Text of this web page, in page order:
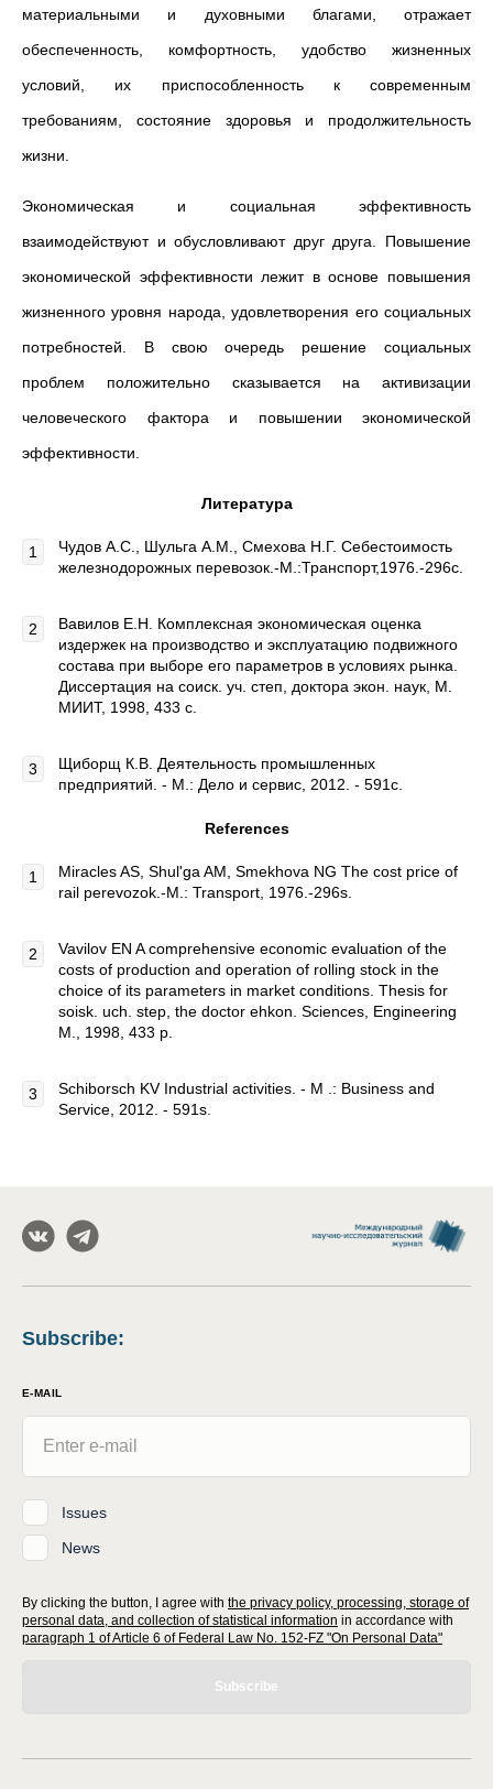
материальными и духовными благами, отражает
обеспеченность, комфортность, удобство жизненных
условий, их приспособленность к современным
требованиям, состояние здоровья и продолжительность
жизни.
Экономическая и социальная эффективность
взаимодействуют и обусловливают друг друга. Повышение
экономической эффективности лежит в основе повышения
жизненного уровня народа, удовлетворения его социальных
потребностей. В свою очередь решение социальных
проблем положительно сказывается на активизации
человеческого фактора и повышении экономической
эффективности.
Литература
Чудов А.С., Шульга A.M., Смехова Н.Г. Себестоимость
железнодорожных перевозок.-М.:Транспорт,1976.-296с.
Вавилов Е.Н. Комплексная экономическая оценка
издержек на производство и эксплуатацию подвижного
состава при выборе его параметров в условиях рынка.
Диссертация на соиск. уч. степ, доктора экон. наук, М.
МИИТ, 1998, 433 с.
Щиборщ К.В. Деятельность промышленных
предприятий. - М.: Дело и сервис, 2012. - 591с.
References
Miracles AS, Shul'ga AM, Smekhova NG The cost price of
rail perevozok.-M.: Transport, 1976.-296s.
Vavilov EN A comprehensive economic evaluation of the
costs of production and operation of rolling stock in the
choice of its parameters in market conditions. Thesis for
soisk. uch. step, the doctor ehkon. Sciences, Engineering
M., 1998, 433 p.
Schiborsch KV Industrial activities. - M .: Business and
Service, 2012. - 591s.
Subscribe:
E-MAIL
Issues
News
By clicking the button, I agree with the privacy policy, processing, storage of
personal data, and collection of statistical information in accordance with
paragraph 1 of Article 6 of Federal Law No. 152-FZ "On Personal Data"
Subscribe